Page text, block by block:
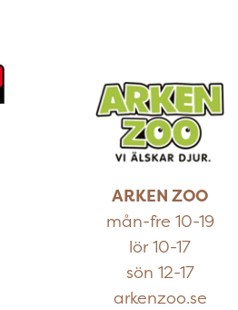
ARKEN ZOO
mån-fre 10-19
lör 10-17
sön 12-17
arkenzoo.se